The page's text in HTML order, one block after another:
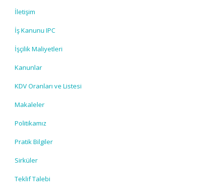
İletişim
İş Kanunu IPC
İşçilik Maliyetleri
Kanunlar
KDV Oranları ve Listesi
Makaleler
Politikamız
Pratik Bilgiler
Sirküler
Teklif Talebi